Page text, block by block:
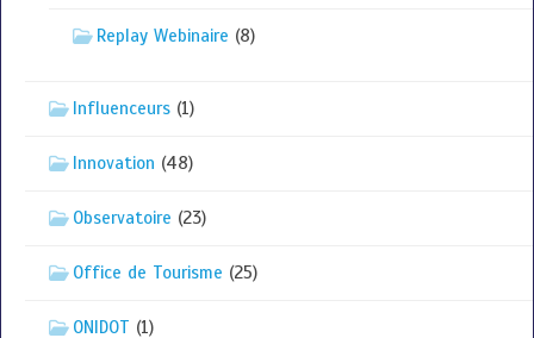
Replay Webinaire (8)
Influenceurs (1)
Innovation (48)
Observatoire (23)
Office de Tourisme (25)
ONIDOT (1)